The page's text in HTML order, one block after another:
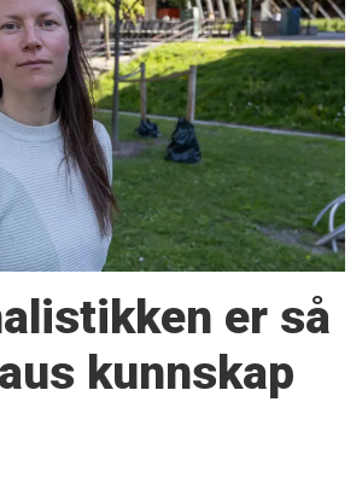
er så
kunnskap